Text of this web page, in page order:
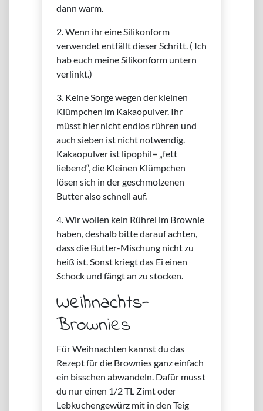
dann warm.
2. Wenn ihr eine Silikonform
verwendet entfällt dieser Schritt. ( Ich
hab euch meine Silikonform untern
verlinkt.)
3. Keine Sorge wegen der kleinen
Klümpchen im Kakaopulver. Ihr
müsst hier nicht endlos rühren und
auch sieben ist nicht notwendig.
Kakaopulver ist lipophil= „fett
liebend“, die Kleinen Klümpchen
lösen sich in der geschmolzenen
Butter also schnell auf.
4. Wir wollen kein Rührei im Brownie
haben, deshalb bitte darauf achten,
dass die Butter-Mischung nicht zu
heiß ist. Sonst kriegt das Ei einen
Schock und fängt an zu stocken.
Weihnachts-
Brownies
Für Weihnachten kannst du das
Rezept für die Brownies ganz einfach
ein bisschen abwandeln. Dafür musst
du nur einen 1/2 TL Zimt oder
Lebkuchengewürz mit in den Teig